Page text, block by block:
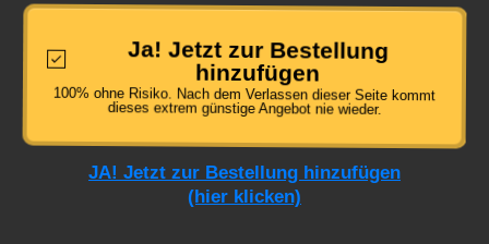
Ja! Jetzt zur Bestellung
hinzufügen
100% ohne Risiko. Nach dem Verlassen dieser Seite kommt
dieses extrem günstige Angebot nie wieder.
JA! Jetzt zur Bestellung hinzufügen
(hier klicken)